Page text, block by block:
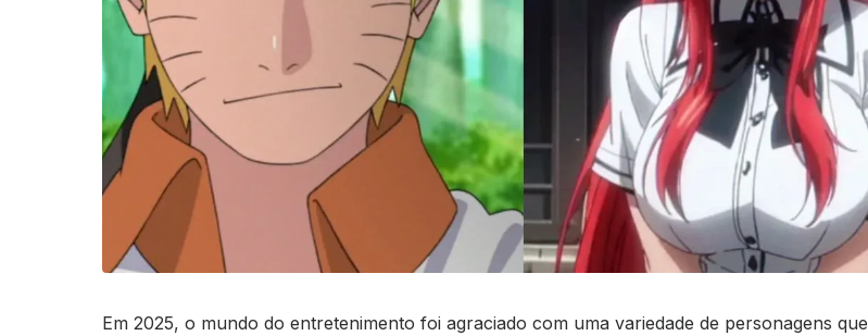
Em 2025, o mundo do entretenimento foi agraciado com uma variedade de personagens que